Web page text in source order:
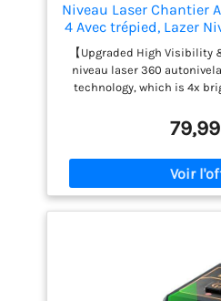
Niveau Laser Chantier
4 Avec trépied, Lazer
Laser, Mode
Batterie,
Support Rotatif,
【Upgraded High Visibility
niveau laser 360
technology, which is 4x
offre une couverture de
une précision de ±1/10 in
travail maximale de 100ft.
réglée de 1% à 100%. Niveau
de sortie <1mW,
l'extérieur. 【Un laser
le sol, le mur, le plafond
niveau laser permet une
l'ensemble de la pièce